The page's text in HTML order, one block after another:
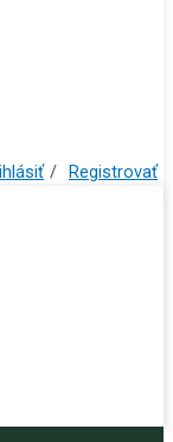
/ Registrovať